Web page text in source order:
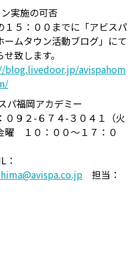
実施の可否
１５：００までに「アビスパ
ームタウン活動ブログ」にて
致します。
blog.livedoor.jp/avispahom
パ福岡アカデミー
０９２-６７４-３０４１（火
曜 １０：００～１７：０
：
担当：